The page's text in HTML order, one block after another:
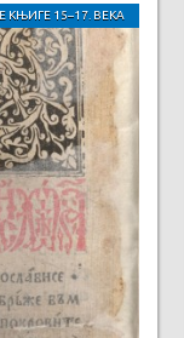
КЊИГЕ 15–17. ВЕКА